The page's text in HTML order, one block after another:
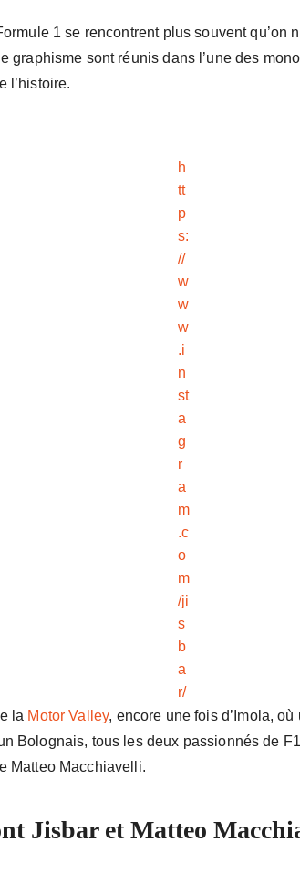
1 se rencontrent plus souvent qu’on
graphisme sont réunis dans l’une des
l’histoire.
h
tt
p
s:
//
w
w
w
.i
n
st
a
g
r
a
m
.c
o
m
/ji
s
b
a
r/
la Motor Valley, encore une fois d’Imola,
Bolognais, tous les deux passionnés de
Matteo Macchiavelli.
Jisbar et Matteo